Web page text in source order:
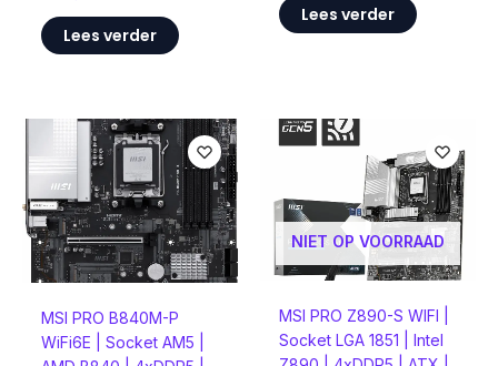
Lees verder
Lees verder
MSI PRO B840M-P
WiFi6E | Socket AM5 |
NIET OP VOORRAAD
MSI PRO Z890-S WIFI |
Socket LGA 1851 | Intel